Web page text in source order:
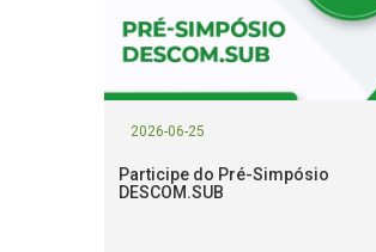
2026-06-25
Participe do Pré-Simpósio
DESCOM.SUB